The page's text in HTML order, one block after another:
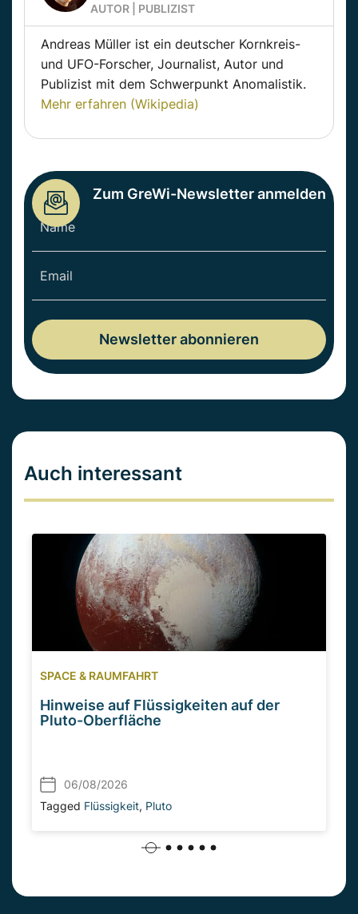
AUTOR | PUBLIZIST
Andreas Müller ist ein deutscher Kornkreis-
und UFO-Forscher, Journalist, Autor und
Publizist mit dem Schwerpunkt Anomalistik.
Mehr erfahren (Wikipedia)
Zum GreWi-Newsletter anmelden
Auch interessant
SPACE & RAUMFAHRT
Hinweise auf Flüssigkeiten auf der
Pluto-Oberfläche
06/08/2026
Tagged Flüssigkeit, Pluto